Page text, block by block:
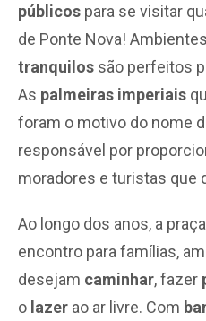
públicos para se visitar
de Ponte Nova! Ambientes
tranquilos são perfeitos
As palmeiras imperiais
foram o motivo do nome
responsável por
moradores e turistas que
Ao longo dos anos, a
encontro para famílias,
desejam caminhar, fazer
o lazer ao ar livre. Com